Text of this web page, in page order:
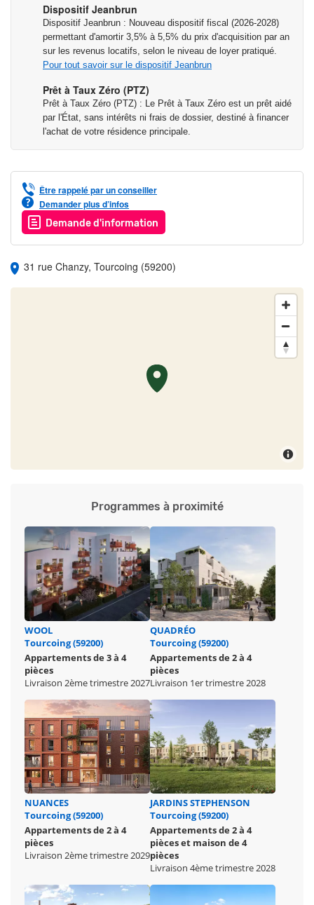
Dispositif Jeanbrun
Dispositif Jeanbrun : Nouveau dispositif fiscal (2026-2028)
permettant d'amortir 3,5% à 5,5% du prix d'acquisition par an
sur les revenus locatifs, selon le niveau de loyer pratiqué.
Pour tout savoir sur le dispositif Jeanbrun
Prêt à Taux Zéro (PTZ)
Prêt à Taux Zéro (PTZ) : Le Prêt à Taux Zéro est un prêt aidé
par l'État, sans intérêts ni frais de dossier, destiné à financer
l'achat de votre résidence principale.
Être rappelé par un conseiller
Demander plus d’infos
Demande d'information
31 rue Chanzy, Tourcoing (59200)
Programmes à proximité
WOOL
Tourcoing (59200)
Appartements de 3 à 4
pièces
Livraison 2ème trimestre 2027
QUADRÉO
Tourcoing (59200)
Appartements de 2 à 4
pièces
Livraison 1er trimestre 2028
NUANCES
Tourcoing (59200)
Appartements de 2 à 4
pièces
Livraison 2ème trimestre 2029
JARDINS STEPHENSON
Tourcoing (59200)
Appartements de 2 à 4
pièces et maison de 4
pièces
Livraison 4ème trimestre 2028